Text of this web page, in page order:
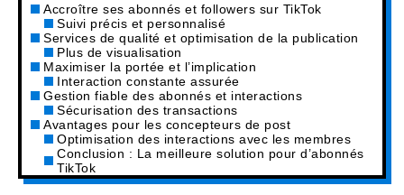
Accroître ses abonnés et followers sur TikTok
Suivi précis et personnalisé
Services de qualité et optimisation de la publication
Plus de visualisation
Maximiser la portée et l’implication
Interaction constante assurée
Gestion fiable des abonnés et interactions
Sécurisation des transactions
Avantages pour les concepteurs de post
Optimisation des interactions avec les membres
Conclusion : La meilleure solution pour d’abonnés
TikTok